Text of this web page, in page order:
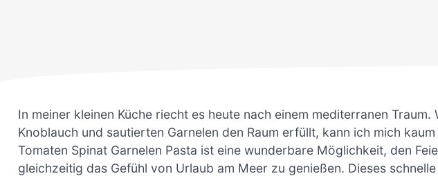
In meiner kleinen Küche riecht es heute nach einem mediterranen
Knoblauch und sautierten Garnelen den Raum erfüllt, kann ich mich
Tomaten Spinat Garnelen Pasta ist eine wunderbare Möglichkeit, den
gleichzeitig das Gefühl von Urlaub am Meer zu genießen. Dieses